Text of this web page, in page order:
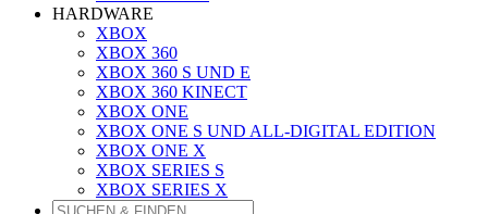
HARDWARE
XBOX
XBOX 360
XBOX 360 S UND E
XBOX 360 KINECT
XBOX ONE
XBOX ONE S UND ALL-DIGITAL EDITION
XBOX ONE X
XBOX SERIES S
XBOX SERIES X